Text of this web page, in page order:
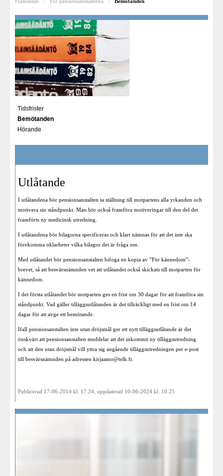
Rättsfall
För pensionsanstalterna
Besvärsnämnden som arbetsplats
För media
Länkar
Tidsfrister
Bemötanden
Hörande
Utlåtande
I utlåtandena bör pensionsanstalten ta ställning till motpartens alla yrkanden och
motivera sin ståndpunkt. Man bör också framföra motiveringar till den del det
framförts ny medicinsk utredning.
I utlåtandena bör bilagorna specificeras och klart nämnas för att det inte ska
förekomma oklarheter vilka bilagor det är fråga om.
Med utlåtandet bör pensionsanstalten bifoga en kopia av ”För kännedom”-
brevet, så att besvärsnämnden vet att utlåtandet också skickats till motparten för
kännedom.
I det första utlåtandet bör motparten ges en frist om 30 dagar för att framföra sin
ståndpunkt. Vad gäller tilläggsutlåtanden är det tillräckligt med en frist om 14
dagar för att avge ett bemötande.
Ifall pensionsanstalten inte utan dröjsmål ger ett nytt tilläggsutlåtande är det
önskvärt att pensionsanstalten meddelar att det inkommit ny tilläggsutredning
och att den utan dröjsmål vill yttra sig angående tilläggsutredningen per e-post
till besvärsnämnden på adressen kirjaamo@telk.fi
Publicerad 17-06-2014 kl. 17.24, uppdaterad 10-06-2024 kl. 10.25